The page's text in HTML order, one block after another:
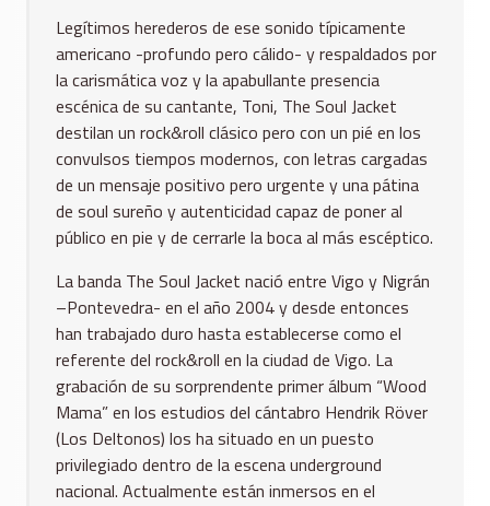
Legítimos herederos de ese sonido típicamente
americano -profundo pero cálido- y respaldados por
la carismática voz y la apabullante presencia
escénica de su cantante, Toni, The Soul Jacket
destilan un rock&roll clásico pero con un pié en los
convulsos tiempos modernos, con letras cargadas
de un mensaje positivo pero urgente y una pátina
de soul sureño y autenticidad capaz de poner al
público en pie y de cerrarle la boca al más escéptico.
La banda The Soul Jacket nació entre Vigo y Nigrán
–Pontevedra- en el año 2004 y desde entonces
han trabajado duro hasta establecerse como el
referente del rock&roll en la ciudad de Vigo. La
grabación de su sorprendente primer álbum “Wood
Mama” en los estudios del cántabro Hendrik Röver
(Los Deltonos) los ha situado en un puesto
privilegiado dentro de la escena underground
nacional. Actualmente están inmersos en el